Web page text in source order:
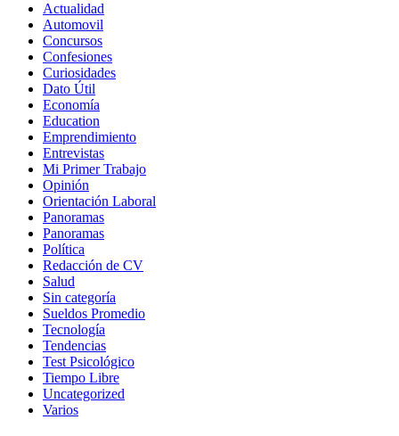
Actualidad
Automovil
Concursos
Confesiones
Curiosidades
Dato Útil
Economía
Education
Emprendimiento
Entrevistas
Mi Primer Trabajo
Opinión
Orientación Laboral
Panoramas
Panoramas
Política
Redacción de CV
Salud
Sin categoría
Sueldos Promedio
Tecnología
Tendencias
Test Psicológico
Tiempo Libre
Uncategorized
Varios